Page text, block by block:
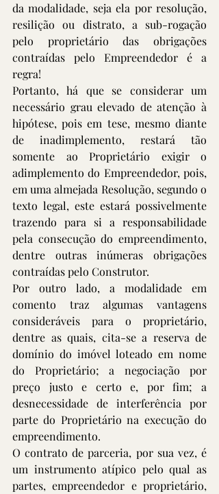
da modalidade, seja ela por resolução,
resilição ou distrato, a sub-rogação
pelo proprietário das obrigações
contraídas pelo Empreendedor é a
regra!
Portanto, há que se considerar um
necessário grau elevado de atenção à
hipótese, pois em tese, mesmo diante
de inadimplemento, restará tão
somente ao Proprietário exigir o
adimplemento do Empreendedor, pois,
em uma almejada Resolução, segundo o
texto legal, este estará possivelmente
trazendo para si a responsabilidade
pela consecução do empreendimento,
dentre outras inúmeras obrigações
contraídas pelo Construtor.
Por outro lado, a modalidade em
comento traz algumas vantagens
consideráveis para o proprietário,
dentre as quais, cita-se a reserva de
domínio do imóvel loteado em nome
do Proprietário; a negociação por
preço justo e certo e, por fim; a
desnecessidade de interferência por
parte do Proprietário na execução do
empreendimento.
O contrato de parceria, por sua vez, é
um instrumento atípico pelo qual as
partes, empreendedor e proprietário,